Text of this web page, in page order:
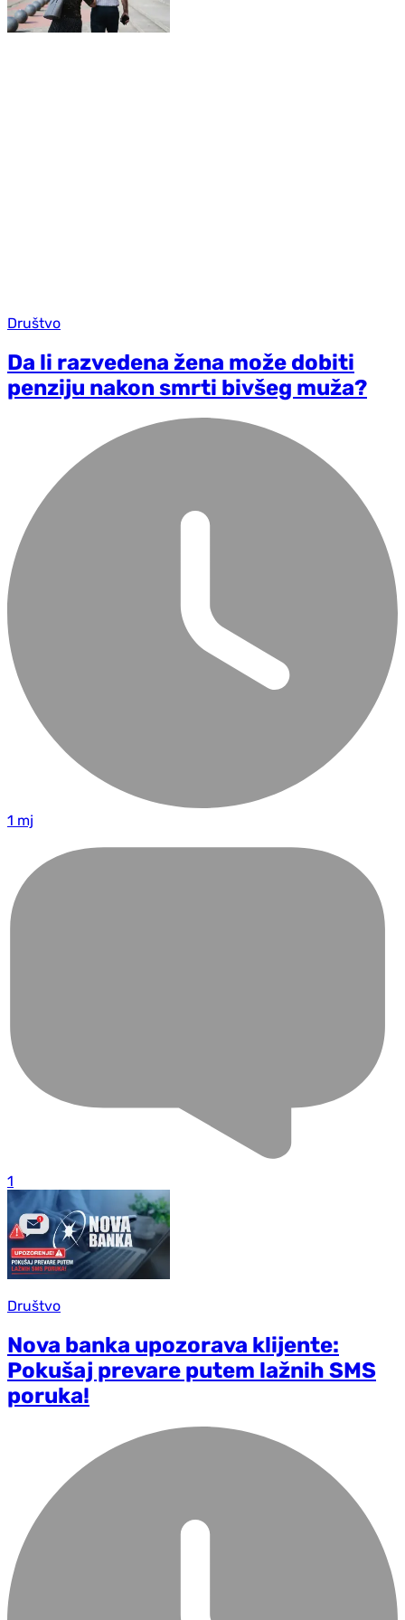
Društvo
Da li razvedena žena može dobiti
penziju nakon smrti bivšeg muža?
1 mj
1
Društvo
Nova banka upozorava klijente:
Pokušaj prevare putem lažnih SMS
poruka!